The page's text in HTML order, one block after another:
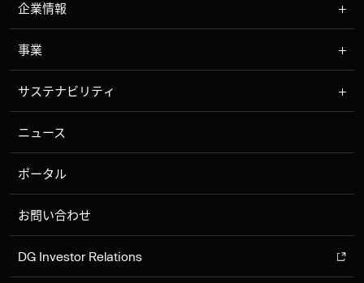
企業情報
事業
サステナビリティ
ニュース
ポータル
お問い合わせ
DG Investor Relations